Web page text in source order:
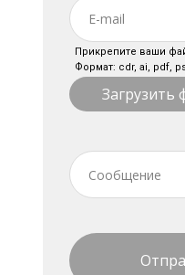
Загрузить
Прикрепите ваши
Формат: cdr, ai, pdf,